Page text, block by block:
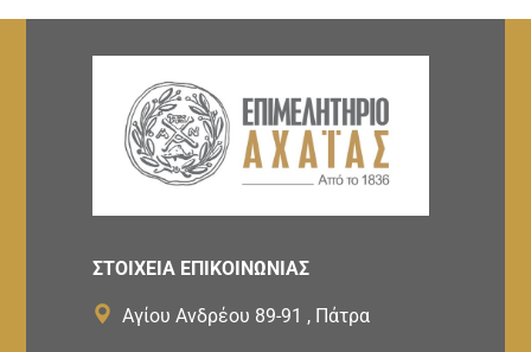
ΣΤΟΙΧΕΙΑ ΕΠΙΚΟΙΝΩΝΙΑΣ
Αγίου Ανδρέου 89-91 , Πάτρα